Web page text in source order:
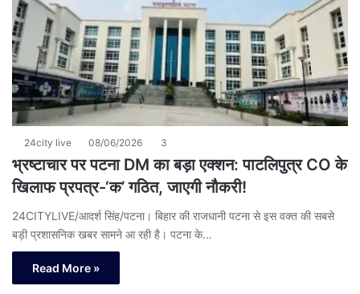
24city live 08/06/2026 3
भ्रष्टाचार पर पटना DM का बड़ा एक्शन: पाटलिपुत्र CO के
खिलाफ प्रपत्र-‘क’ गठित, जाएगी नौकरी!
24CITYLIVE/आदर्श सिंह/पटना। बिहार की राजधानी पटना से इस वक्त की सबसे
बड़ी प्रशासनिक खबर सामने आ रही है। पटना के…
Read More »